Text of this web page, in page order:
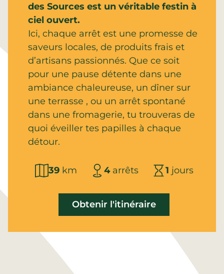
des Sources est un véritable festin à
ciel ouvert.
Ici, chaque arrêt est une promesse de
saveurs locales, de produits frais et
d’artisans passionnés. Que ce soit
pour une pause détente dans une
ambiance chaleureuse, un dîner sur
une terrasse , ou un arrêt spontané
dans une fromagerie, tu trouveras de
quoi éveiller tes papilles à chaque
détour.
39km 4arrêts 1 jours
Obtenir l'itinéraire